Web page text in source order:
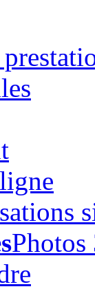
Photos